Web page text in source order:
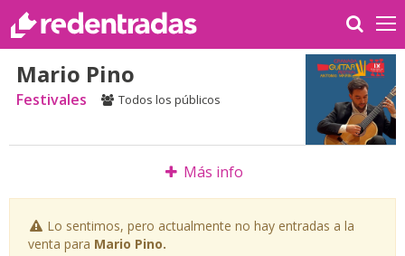
Mario Pino
Festivales Todos los públicos
Más info
Lo sentimos, pero actualmente no hay entradas a la
venta para Mario Pino.